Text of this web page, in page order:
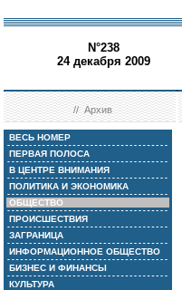
N°238
24 декабря 2009
//Архив
ВЕСЬ НОМЕР
ПЕРВАЯ ПОЛОСА
В ЦЕНТРЕ ВНИМАНИЯ
ПОЛИТИКА И ЭКОНОМИКА
ОБЩЕСТВО
ПРОИСШЕСТВИЯ
ЗАГРАНИЦА
ИНФОРМАЦИОННОЕ ОБЩЕСТВО
БИЗНЕС И ФИНАНСЫ
КУЛЬТУРА